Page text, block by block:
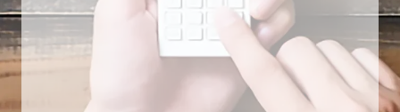
平素は格別のご愛顧を賜り、誠にありがとうご
下記期間を年末年始休業とさせて頂きます。